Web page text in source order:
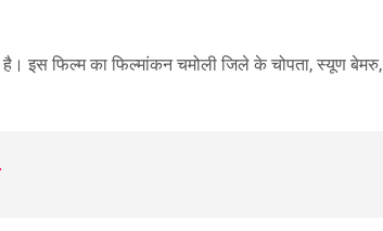
इस फिल्म का फिल्मांकन चमोली जिले के चोपता, स्यूण बेमरु,